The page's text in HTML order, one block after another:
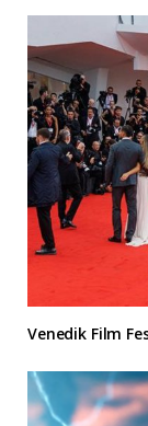
Venedik Film